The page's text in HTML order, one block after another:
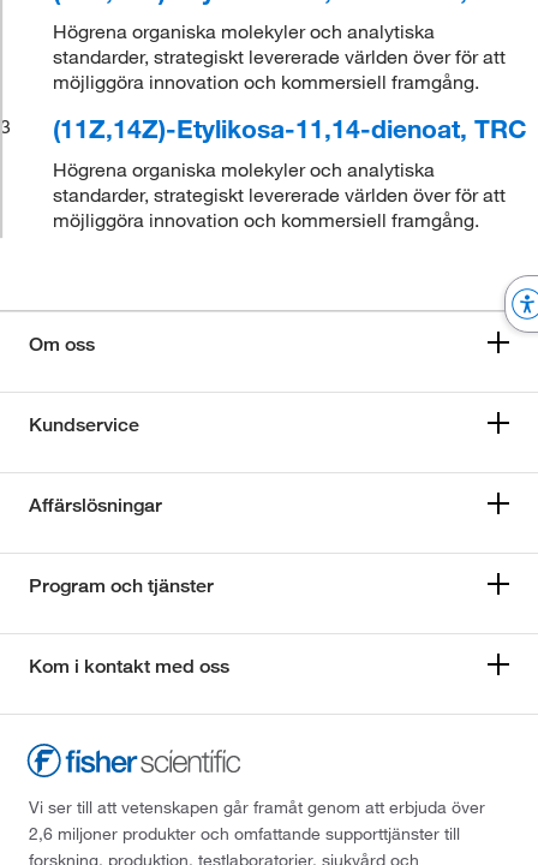
Högrena organiska molekyler och analytiska
standarder, strategiskt levererade världen över för att
möjliggöra innovation och kommersiell framgång.
3
(11Z,14Z)-Etylikosa-11,14-dienoat, TRC
Högrena organiska molekyler och analytiska
standarder, strategiskt levererade världen över för att
möjliggöra innovation och kommersiell framgång.
Om oss
Kundservice
Affärslösningar
Program och tjänster
Kom i kontakt med oss
Vi ser till att vetenskapen går framåt genom att erbjuda över
2,6 miljoner produkter och omfattande supporttjänster till
forskning, produktion, testlaboratorier, sjukvård och